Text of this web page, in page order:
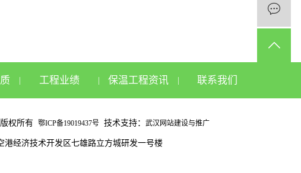
工程业绩 保温工程资讯 联系我们
权所有 鄂ICP备19019437号 技术支持： 武汉网站建设与推广
港经济技术开发区七雄路立方城研发一号楼